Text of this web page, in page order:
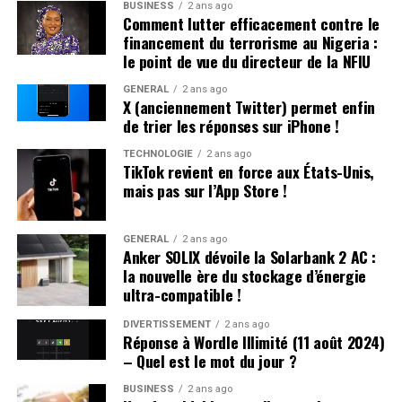
professionnelles dans un avenir proche.
les plus répandus en France plutôt qu’en hommage à
Victor Hugo », confie-t-il.
Une Enfance Entourée d’Autres « Hugo »
Dès son plus jeune âge, Hugo se retrouve entouré
d’autres enfants portant le même nom. Selon les
statistiques de l’Insee,7 694 garçons ont été
prénommés Hugo en 2000,faisant de ce prénom le
quatrième plus populaire cette année-là. À l’école
primaire,il côtoie plusieurs camarades appelés Thibault
et autres prénoms similaires. Pour éviter toute
confusion lors des appels en classe, les enseignants
ajoutent souvent la première lettre du nom de famille
après le prénom : ainsi devient-il rapidement « Hugo
D. », un surnom auquel il s’habitue sans arduousé.
Pensées sur l’Identité Associée au
BUSINESS 2 ans ago
Comment lutter efficacement contre le
financement du terrorisme au Nigeria :
le point de vue du directeur de la NFIU
GÉNÉRAL 2 ans ago
X (anciennement Twitter) permet enfin
de trier les réponses sur iPhone !
TECHNOLOGIE 2 ans ago
TikTok revient en force aux États-Unis,
mais pas sur l’App Store !
GÉNÉRAL 2 ans ago
Anker SOLIX dévoile la Solarbank 2 AC :
la nouvelle ère du stockage d’énergie
ultra-compatible !
DIVERTISSEMENT 2 ans ago
Réponse à Wordle Illimité (11 août 2024)
– Quel est le mot du jour ?
BUSINESS 2 ans ago